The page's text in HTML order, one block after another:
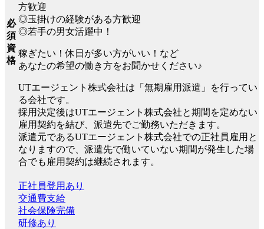
必
須
資
格
方歓迎
◎玉掛けの経験がある方歓迎
◎若手の男女活躍中！
稼ぎたい！休日が多い方がいい！など
あなたの希望の働き方をお聞かせください♪
UTエージェント株式会社は「無期雇用派遣」を行ってい
る会社です。
採用決定後はUTエージェント株式会社と期間を定めない
雇用契約を結び、派遣先でご勤務いただきます。
派遣元であるUTエージェント株式会社での正社員雇用と
なりますので、派遣先で働いていない期間が発生した場
合でも雇用契約は継続されます。
正社員登用あり
交通費支給
社会保険完備
研修あり